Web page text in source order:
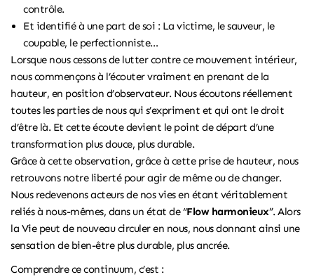
contrôle.
Et identifié à une part de soi : La victime, le sauveur, le
coupable, le perfectionniste…
Lorsque nous cessons de lutter contre ce mouvement intérieur,
nous commençons à l’écouter vraiment en prenant de la
hauteur, en position d’observateur. Nous écoutons réellement
toutes les parties de nous qui s’expriment et qui ont le droit
d’être là. Et cette écoute devient le point de départ d’une
transformation plus douce, plus durable.
Grâce à cette observation, grâce à cette prise de hauteur, nous
retrouvons notre liberté pour agir de même ou de changer.
Nous redevenons acteurs de nos vies en étant véritablement
reliés à nous-mêmes, dans un état de “Flow harmonieux”. Alors
la Vie peut de nouveau circuler en nous, nous donnant ainsi une
sensation de bien-être plus durable, plus ancrée.
Comprendre ce continuum, c’est :